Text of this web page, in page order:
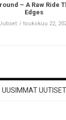
– A Raw Ride
Edges
toukokuu 22,
UUSIMMAT UUTISET